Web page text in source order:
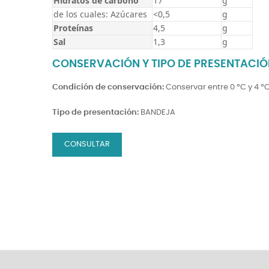
de los cuales: Azúcares <0,5
g
Proteínas
4,5
g
Sal
1,3 g
CONSERVACIÓN Y TIPO DE
Condición de conservación: Conservar entre 0 ºC y 4 ºC
Tipo de presentación: BANDEJA